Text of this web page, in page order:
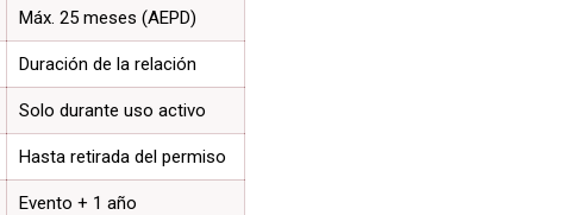
Máx. 25 meses (AEPD)
Duración de la relación
Solo durante uso activo
Hasta retirada del permiso
Evento + 1 año